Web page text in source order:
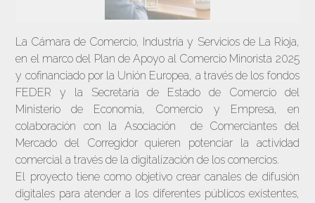
La Cámara de Comercio, Industria y Servicios de La Rioja,
en el marco del Plan de Apoyo al Comercio Minorista 2025
y cofinanciado por la Unión Europea, a través de los fondos
FEDER y la Secretaría de Estado de Comercio del
Ministerio de Economía, Comercio y Empresa, en
colaboración con la Asociación de Comerciantes del
Mercado del Corregidor quieren potenciar la actividad
comercial a través de la digitalización de los comercios.
El proyecto tiene como objetivo crear canales de difusión
digitales para atender a los diferentes públicos existentes,